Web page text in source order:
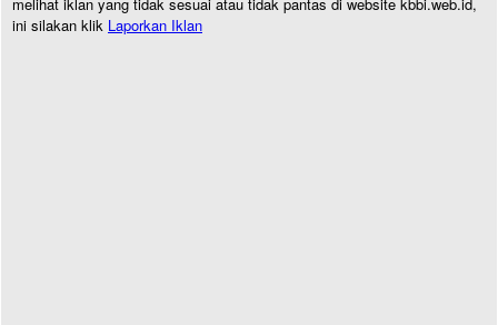
ini silakan klik Laporkan Iklan